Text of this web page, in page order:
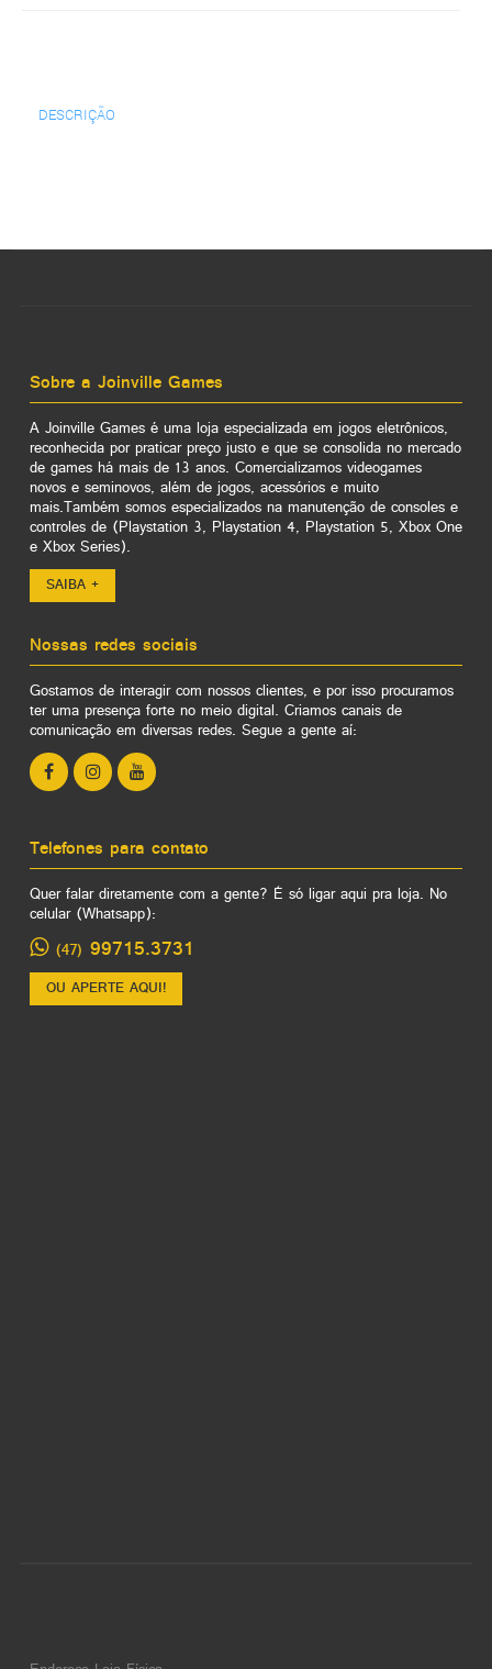
DESCRIÇÃO
Sobre a Joinville Games
A Joinville Games é uma loja especializada em jogos eletrônicos,
reconhecida por praticar preço justo e que se consolida no mercado
de games há mais de 13 anos. Comercializamos videogames
novos e seminovos, além de jogos, acessórios e muito
mais.Também somos especializados na manutenção de consoles e
controles de (Playstation 3, Playstation 4, Playstation 5, Xbox One
e Xbox Series).
SAIBA +
Nossas redes sociais
Gostamos de interagir com nossos clientes, e por isso procuramos
ter uma presença forte no meio digital. Criamos canais de
comunicação em diversas redes. Segue a gente aí:
Telefones para contato
Quer falar diretamente com a gente? É só ligar aqui pra loja. No
celular (Whatsapp):
(47) 99715.3731
OU APERTE AQUI!